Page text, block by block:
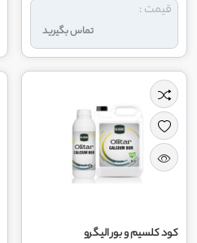
تماس بگیرید
قیمت :
کود کلسیم و بور الیگرو